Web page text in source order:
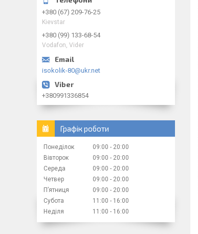
+380 (67) 209-76-25
Kievstar
+380 (99) 133-68-54
Vodafon, Vider
isokolik-80@ukr.net
+380991336854
Графік роботи
Понеділок 09:00
20:00
Вівторок
09:00
20:00
Середа
09:00
20:00
Четвер
09:00
20:00
Пʼятниця
09:00
20:00
Субота
11:00
16:00
Неділя
11:00 16:00